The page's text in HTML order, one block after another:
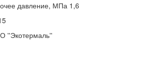
давление, МПа 1,6
''Экотермаль''